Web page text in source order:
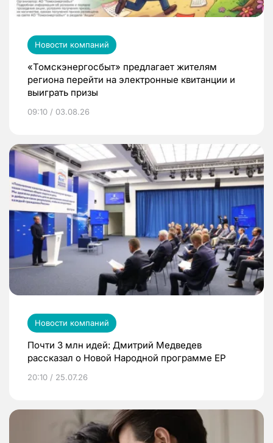
Новости компаний
«Томскэнергосбыт» предлагает жителям
региона перейти на электронные квитанции и
выиграть призы
09:10 / 03.08.26
Новости компаний
Почти 3 млн идей: Дмитрий Медведев
рассказал о Новой Народной программе ЕР
20:10 / 25.07.26